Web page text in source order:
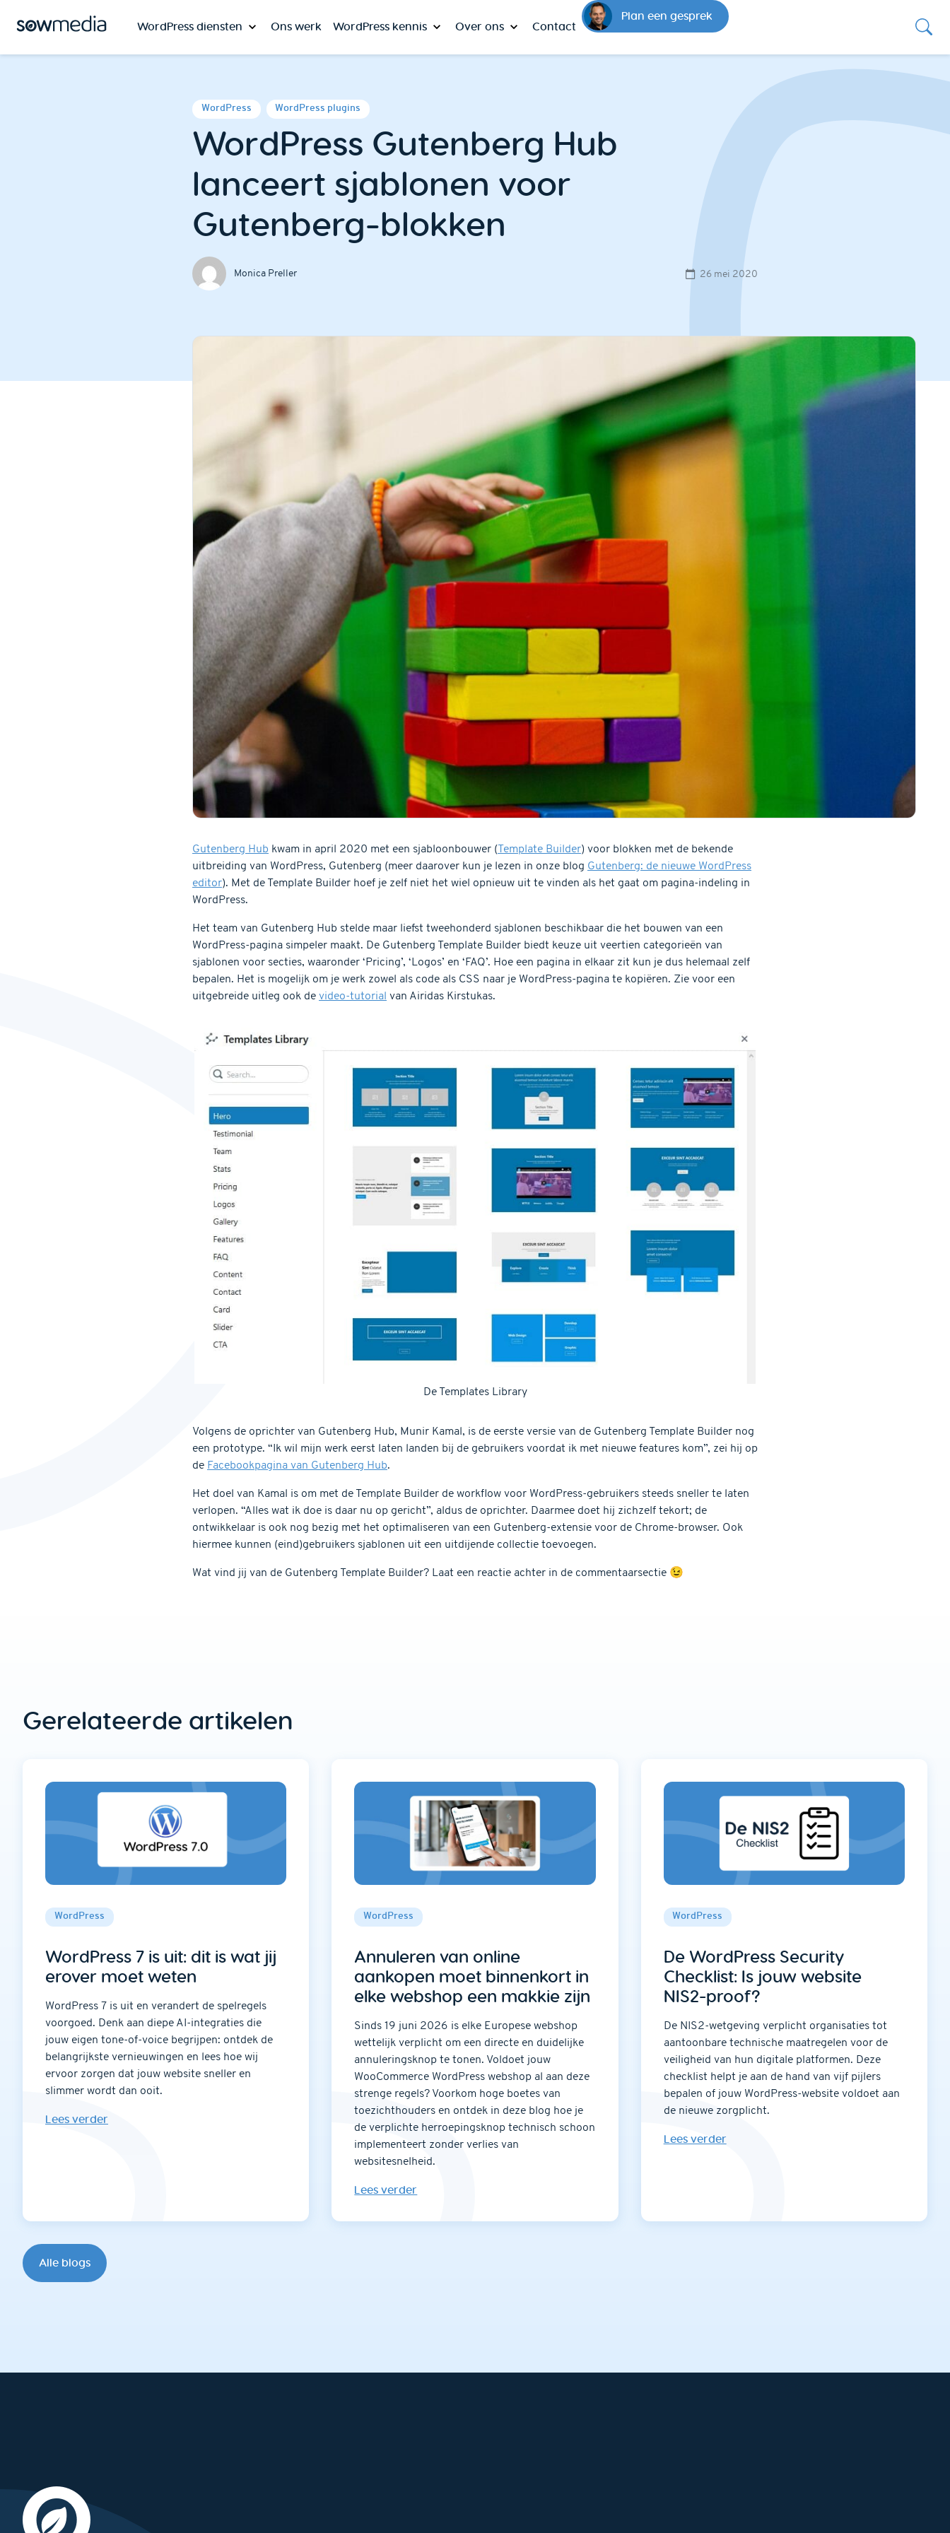
WordPress diensten Ons werk WordPress kennis Over ons Contact
Plan een gesprek
WordPress WordPress plugins
WordPress Gutenberg Hub
lanceert sjablonen voor
Gutenberg-blokken
Monica Preller 26 mei 2020
Gutenberg Hub kwam in april 2020 met een sjabloonbouwer (Template Builder) voor blokken met de bekende
uitbreiding van WordPress, Gutenberg (meer daarover kun je lezen in onze blog Gutenberg: de nieuwe WordPress
editor). Met de Template Builder hoef je zelf niet het wiel opnieuw uit te vinden als het gaat om pagina-indeling in
WordPress.
Het team van Gutenberg Hub stelde maar liefst tweehonderd sjablonen beschikbaar die het bouwen van een
WordPress-pagina simpeler maakt. De Gutenberg Template Builder biedt keuze uit veertien categorieën van
sjablonen voor secties, waaronder ‘Pricing’, ‘Logos’ en ‘FAQ’. Hoe een pagina in elkaar zit kun je dus helemaal zelf
bepalen. Het is mogelijk om je werk zowel als code als CSS naar je WordPress-pagina te kopiëren. Zie voor een
uitgebreide uitleg ook de video-tutorial van Airidas Kirstukas.
De Templates Library
Volgens de oprichter van Gutenberg Hub, Munir Kamal, is de eerste versie van de Gutenberg Template Builder nog
een prototype. “Ik wil mijn werk eerst laten landen bij de gebruikers voordat ik met nieuwe features kom”, zei hij op
de Facebookpagina van Gutenberg Hub.
Het doel van Kamal is om met de Template Builder de workflow voor WordPress-gebruikers steeds sneller te laten
verlopen. “Alles wat ik doe is daar nu op gericht”, aldus de oprichter. Daarmee doet hij zichzelf tekort; de
ontwikkelaar is ook nog bezig met het optimaliseren van een Gutenberg-extensie voor de Chrome-browser. Ook
hiermee kunnen (eind)gebruikers sjablonen uit een uitdijende collectie toevoegen.
Wat vind jij van de Gutenberg Template Builder? Laat een reactie achter in de commentaarsectie 😉
Gerelateerde artikelen
WordPress
WordPress 7 is uit: dit is wat jij
erover moet weten
WordPress 7 is uit en verandert de spelregels
voorgoed. Denk aan diepe AI-integraties die
jouw eigen tone-of-voice begrijpen: ontdek de
belangrijkste vernieuwingen en lees hoe wij
ervoor zorgen dat jouw website sneller en
slimmer wordt dan ooit.
Lees verder
WordPress
Annuleren van online
aankopen moet binnenkort in
elke webshop een makkie zijn
Sinds 19 juni 2026 is elke Europese webshop
wettelijk verplicht om een directe en duidelijke
annuleringsknop te tonen. Voldoet jouw
WooCommerce WordPress webshop al aan deze
strenge regels? Voorkom hoge boetes van
toezichthouders en ontdek in deze blog hoe je
de verplichte herroepingsknop technisch schoon
implementeert zonder verlies van
websitesnelheid.
Lees verder
WordPress
De WordPress Security
Checklist: Is jouw website
NIS2-proof?
De NIS2-wetgeving verplicht organisaties tot
aantoonbare technische maatregelen voor de
veiligheid van hun digitale platformen. Deze
checklist helpt je aan de hand van vijf pijlers
bepalen of jouw WordPress-website voldoet aan
de nieuwe zorgplicht.
Lees verder
Alle blogs